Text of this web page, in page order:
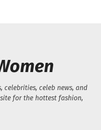
celebrities, celeb news, and
for the hottest fashion,